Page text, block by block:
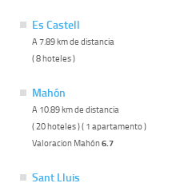
Es Castell
A 7.89 km de distancia
( 8 hoteles )
Mahón
A 10.89 km de distancia
( 20 hoteles ) ( 1 apartamento )
Valoracion Mahón6.7
Sant Lluis